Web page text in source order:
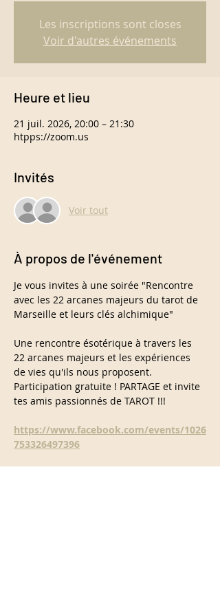
Les inscriptions sont closes
Voir d'autres événements
Heure et lieu
21 juil. 2026, 20:00 – 21:30
htpps://zoom.us
Invités
Voir tout
À propos de l'événement
Je vous invites à une soirée "Rencontre
avec les 22 arcanes majeurs du tarot de
Marseille et leurs clés alchimique"
Une rencontre ésotérique à travers les
22 arcanes majeurs et les expériences
de vies qu'ils nous proposent.
Participation gratuite ! PARTAGE et invite
tes amis passionnés de TAROT !!!
https://www.facebook.com/events/1026
753326497396